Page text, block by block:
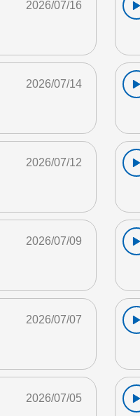
2026/07/16
2026/07/14
2026/07/12
2026/07/09
2026/07/07
2026/07/05